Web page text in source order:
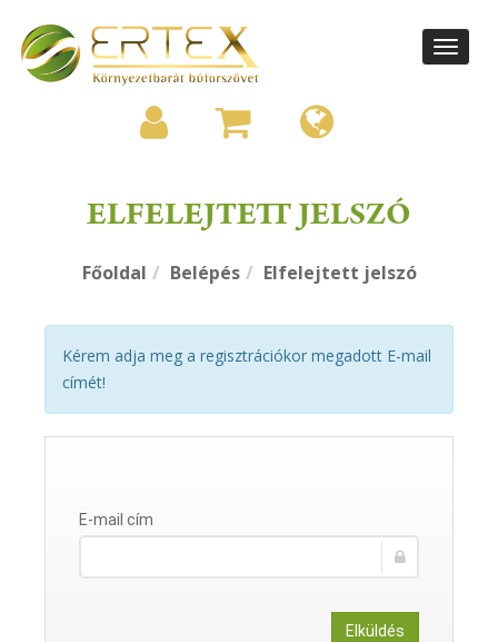
Toggle
ELFELEJTETT JELSZÓ
Főoldal Belépés Elfelejtett jelszó
Kérem adja meg a regisztrációkor megadott E-mail
címét!
E-mail cím
Elküldés